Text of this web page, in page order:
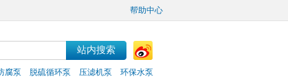
帮助中心
腐泵 脱硫循环泵 压滤机泵 环保水泵